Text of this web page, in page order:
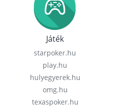
Játék
starpoker.hu
play.hu
hulyegyerek.hu
omg.hu
texaspoker.hu